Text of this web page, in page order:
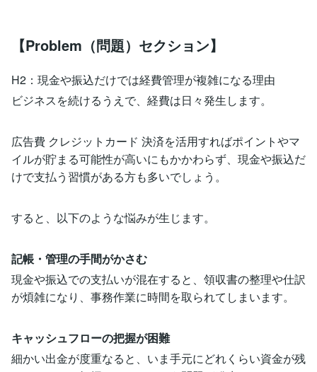
【Problem（問題）セクション】
H2：現金や振込だけでは経費管理が複雑になる理由
ビジネスを続けるうえで、経費は日々発生します。
広告費 クレジットカード 決済を活用すればポイントやマ
イルが貯まる可能性が高いにもかかわらず、現金や振込だ
けで支払う習慣がある方も多いでしょう。
すると、以下のような悩みが生じます。
記帳・管理の手間がかさむ
現金や振込での支払いが混在すると、領収書の整理や仕訳
が煩雑になり、事務作業に時間を取られてしまいます。
キャッシュフローの把握が困難
細かい出金が度重なると、いま手元にどれくらい資金が残